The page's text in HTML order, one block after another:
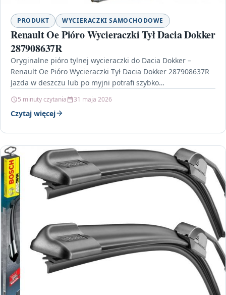
PRODUKT WYCIERACZKI SAMOCHODOWE
Renault Oe Pióro Wycieraczki Tył Dacia Dokker
287908637R
Oryginalne pióro tylnej wycieraczki do Dacia Dokker –
Renault Oe Pióro Wycieraczki Tył Dacia Dokker 287908637R
Jazda w deszczu lub po myjni potrafi szybko…
5 minuty czytania 31 maja 2026
Czytaj więcej